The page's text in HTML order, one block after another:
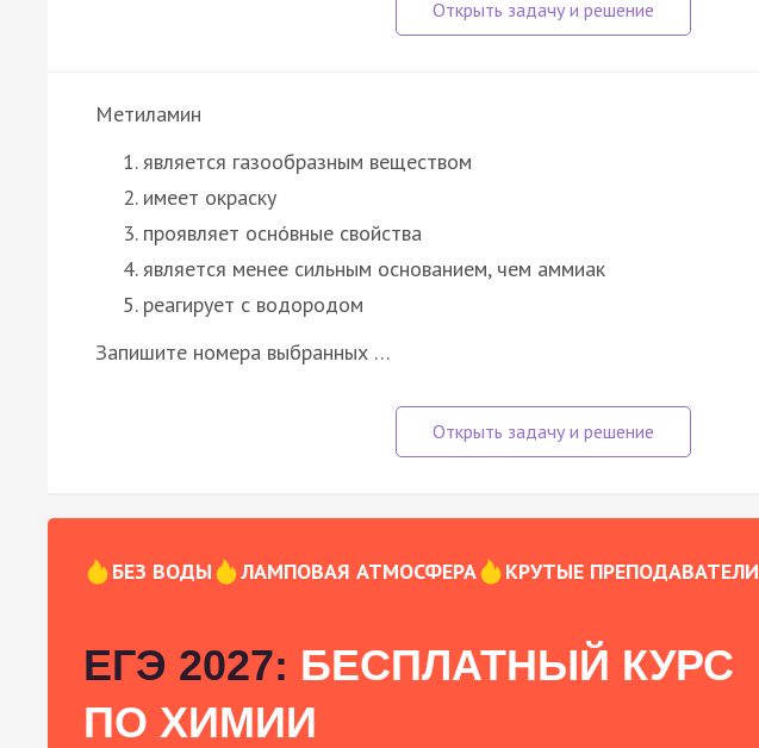
Метиламин
является газообразным веществом
имеет окраску
проявляет оснóвные свойства
является менее сильным основанием, чем аммиак
реагирует с водородом
Запишите номера выбранных …
БЕЗ ВОДЫ ЛАМПОВАЯ АТМОСФЕРА КРУТЫЕ ПРЕПОДАВАТЕЛИ
ЕГЭ 2027: БЕСПЛАТНЫЙ КУРС
ПО ХИМИИ